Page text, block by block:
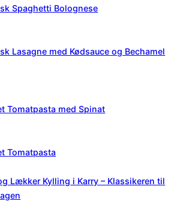
Spaghetti Bolognese
Lasagne med Kødsauce og Bechamel
Tomatpasta med Spinat
Tomatpasta
Lækker Kylling i Karry – Klassikeren til